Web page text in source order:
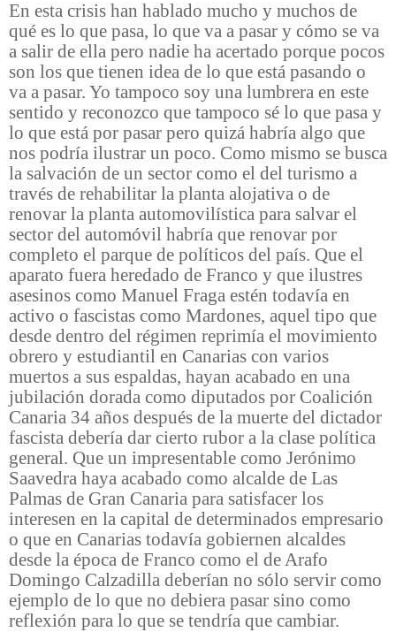
En esta crisis han hablado mucho y muchos de
qué es lo que pasa, lo que va a pasar y cómo se va
a salir de ella pero nadie ha acertado porque pocos
son los que tienen idea de lo que está pasando o
va a pasar. Yo tampoco soy una lumbrera en este
sentido y reconozco que tampoco sé lo que pasa y
lo que está por pasar pero quizá habría algo que
nos podría ilustrar un poco. Como mismo se busca
la salvación de un sector como el del turismo a
través de rehabilitar la planta alojativa o de
renovar la planta automovilística para salvar el
sector del automóvil habría que renovar por
completo el parque de políticos del país. Que el
aparato fuera heredado de Franco y que ilustres
asesinos como Manuel Fraga estén todavía en
activo o fascistas como Mardones, aquel tipo que
desde dentro del régimen reprimía el movimiento
obrero y estudiantil en Canarias con varios
muertos a sus espaldas, hayan acabado en una
jubilación dorada como diputados por Coalición
Canaria 34 años después de la muerte del dictador
fascista debería dar cierto rubor a la clase política
general. Que un impresentable como Jerónimo
Saavedra haya acabado como alcalde de Las
Palmas de Gran Canaria para satisfacer los
interesen en la capital de determinados empresario
o que en Canarias todavía gobiernen alcaldes
desde la época de Franco como el de Arafo
Domingo Calzadilla deberían no sólo servir como
ejemplo de lo que no debiera pasar sino como
reflexión para lo que se tendría que cambiar.